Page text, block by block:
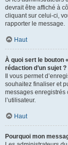
devrait être affiché à
cliquant sur celui-ci,
rapporter le message.
Haut
À quoi sert le bouton
rédaction d’un sujet ?
Il vous permet
souhaitez finaliser et
messages enregistrés
l’utilisateur.
Haut
Pourquoi mon